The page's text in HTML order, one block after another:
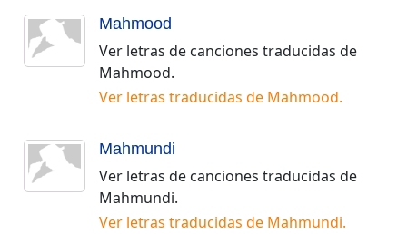
Mahmood
Ver letras de canciones traducidas de
Mahmood.
Ver letras traducidas de Mahmood.
Mahmundi
Ver letras de canciones traducidas de
Mahmundi.
Ver letras traducidas de Mahmundi.